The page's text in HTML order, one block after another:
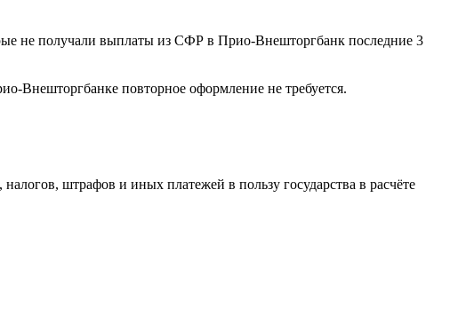
не получали выплаты из СФР в Прио-Внешторгбанк последние 3
Внешторгбанке повторное оформление не требуется.
штрафов и иных платежей в пользу государства в расчёте